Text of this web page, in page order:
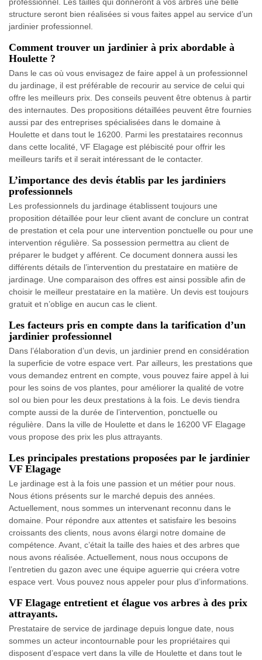
professionnel. Les tailles qui donneront à vos arbres une belle
structure seront bien réalisées si vous faites appel au service d’un
jardinier professionnel.
Comment trouver un jardinier à prix abordable à
Houlette ?
Dans le cas où vous envisagez de faire appel à un professionnel
du jardinage, il est préférable de recourir au service de celui qui
offre les meilleurs prix. Des conseils peuvent être obtenus à partir
des internautes. Des propositions détaillées peuvent être fournies
aussi par des entreprises spécialisées dans le domaine à
Houlette et dans tout le 16200. Parmi les prestataires reconnus
dans cette localité, VF Elagage est plébiscité pour offrir les
meilleurs tarifs et il serait intéressant de le contacter.
L’importance des devis établis par les jardiniers
professionnels
Les professionnels du jardinage établissent toujours une
proposition détaillée pour leur client avant de conclure un contrat
de prestation et cela pour une intervention ponctuelle ou pour une
intervention régulière. Sa possession permettra au client de
préparer le budget y afférent. Ce document donnera aussi les
différents détails de l’intervention du prestataire en matière de
jardinage. Une comparaison des offres est ainsi possible afin de
choisir le meilleur prestataire en la matière. Un devis est toujours
gratuit et n’oblige en aucun cas le client.
Les facteurs pris en compte dans la tarification d’un
jardinier professionnel
Dans l’élaboration d’un devis, un jardinier prend en considération
la superficie de votre espace vert. Par ailleurs, les prestations que
vous demandez entrent en compte, vous pouvez faire appel à lui
pour les soins de vos plantes, pour améliorer la qualité de votre
sol ou bien pour les deux prestations à la fois. Le devis tiendra
compte aussi de la durée de l’intervention, ponctuelle ou
régulière. Dans la ville de Houlette et dans le 16200 VF Elagage
vous propose des prix les plus attrayants.
Les principales prestations proposées par le jardinier
VF Elagage
Le jardinage est à la fois une passion et un métier pour nous.
Nous étions présents sur le marché depuis des années.
Actuellement, nous sommes un intervenant reconnu dans le
domaine. Pour répondre aux attentes et satisfaire les besoins
croissants des clients, nous avons élargi notre domaine de
compétence. Avant, c’était la taille des haies et des arbres que
nous avons réalisée. Actuellement, nous nous occupons de
l’entretien du gazon avec une équipe aguerrie qui créera votre
espace vert. Vous pouvez nous appeler pour plus d’informations.
VF Elagage entretient et élague vos arbres à des prix
attrayants.
Prestataire de service de jardinage depuis longue date, nous
sommes un acteur incontournable pour les propriétaires qui
disposent d’espace vert dans la ville de Houlette et dans tout le